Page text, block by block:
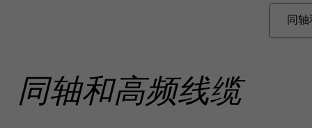
同
同轴和高频线缆